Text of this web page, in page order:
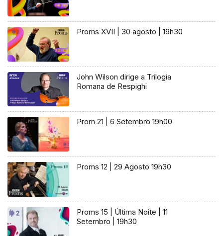
Proms XVII | 30 agosto | 19h30
John Wilson dirige a Trilogia
Romana de Respighi
Prom 21 | 6 Setembro 19h00
Proms 12 | 29 Agosto 19h30
Proms 15 | Última Noite | 11
Setembro | 19h30